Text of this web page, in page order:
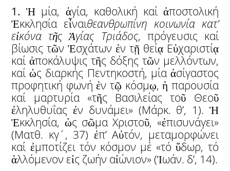
1. Ἡ μία, ἁγία, καθολική καί ἀποστολική
Ἐκκλησία εἶναιθεανθρωπίνη κοινωνία κατ’
εἰκόνα τῆςἉγίας Τριάδος, πρόγευσις καί
βίωσις τῶν Ἐσχάτων ἐν τῇ θείᾳ Εὐχαριστίᾳ
καί ἀποκάλυψις τῆς δόξης τῶν μελλόντων,
καί ὡς διαρκής Πεντηκοστή, μία ἀσίγαστος
προφητική φωνή ἐν τῷ κόσμῳ, ἡ παρουσία
καί μαρτυρία «τῆς Βασιλείας τοῦ Θεοῦ
ἐληλυθυΐας ἐν δυνάμει» (Μάρκ. θ’, 1). Ἡ
Ἐκκλησία, ὡς σῶμα Χριστοῦ, «ἐπισυνάγει»
(Ματθ. κγ´, 37) ἐπ’ Αὐτόν, μεταμορφώνει
καί ἐμποτίζει τόν κόσμον μέ «τό ὕδωρ, τό
ἁλλόμενον εἰς ζωήν αἰώνιον» (Ἰωάν. δ’, 14).